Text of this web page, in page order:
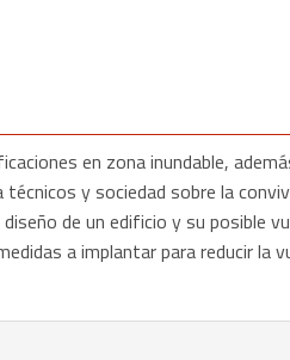
en zona inundable,
y sociedad sobre la
de un edificio y su posible
a implantar para reducir la